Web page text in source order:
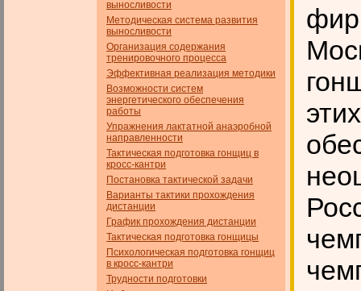
выносливости
Методическая система развития
выносливости
Организация содержания
тренировочного процесса
Эффективная реализация методики
Возможности систем
энергетического обеспечения
работы
Упражнения лактатной анаэробной
направленности
Тактическая подготовка гонщиц в
кросс-кантри
Постановка тактической задачи
Варианты тактики прохождения
дистанции
График прохождения дистанции
Тактическая подготовка гонщицы
Психологическая подготовка гонщиц
в кросс-кантри
Трудности подготовки